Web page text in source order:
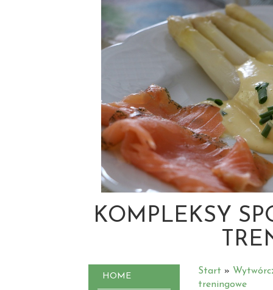
KOMPLEKSY
HOME
Start »
treningowe